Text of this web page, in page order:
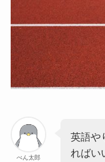
ぺん太郎
英語や
ればい